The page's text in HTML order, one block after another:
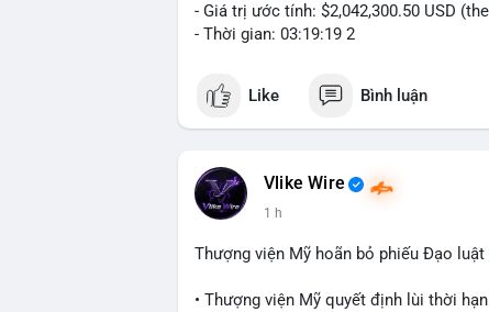
- Giá trị ước tính: $2,042,300.50 USD
- Thời gian: 03:19:19 2
Like Bình luận
Vlike Wire
1 h
Thượng viện Mỹ hoãn bỏ phiếu Đạo luật
• Thượng viện Mỹ quyết định lùi thời